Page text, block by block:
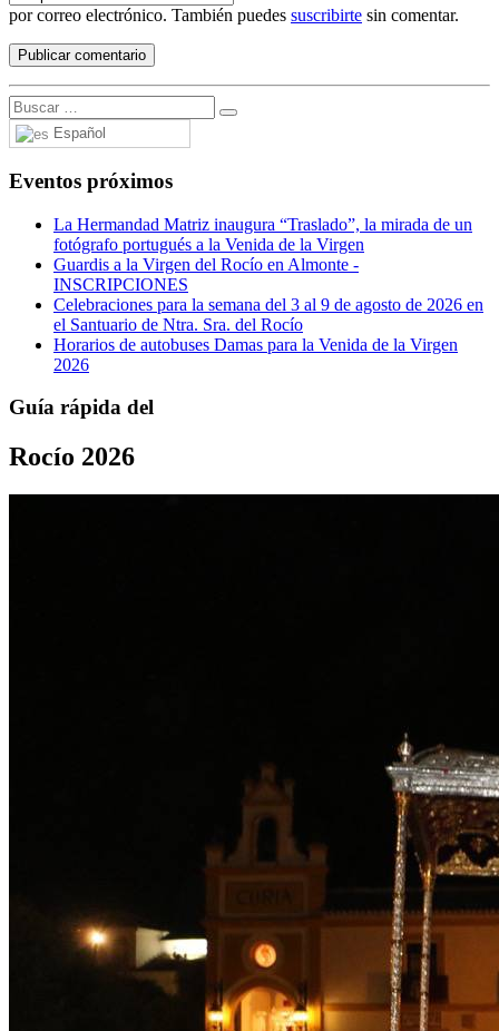
por correo electrónico. También puedes suscribirte sin comentar.
Español
Eventos próximos
La Hermandad Matriz inaugura “Traslado”, la mirada de un
fotógrafo portugués a la Venida de la Virgen
Guardis a la Virgen del Rocío en Almonte -
INSCRIPCIONES
Celebraciones para la semana del 3 al 9 de agosto de 2026 en
el Santuario de Ntra. Sra. del Rocío
Horarios de autobuses Damas para la Venida de la Virgen
2026
Guía rápida del
Rocío 2026